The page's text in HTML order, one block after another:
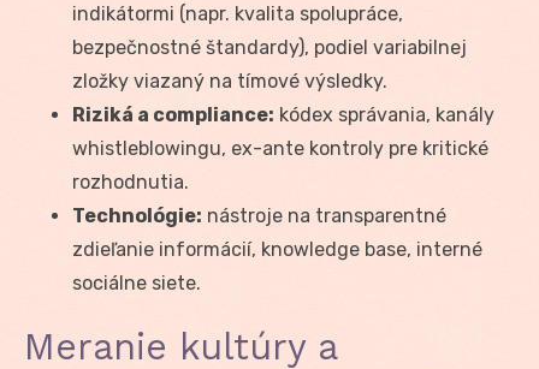
indikátormi (napr. kvalita spolupráce,
bezpečnostné štandardy), podiel variabilnej
zložky viazaný na tímové výsledky.
Riziká a compliance: kódex správania, kanály
whistleblowingu, ex-ante kontroly pre kritické
rozhodnutia.
Technológie: nástroje na transparentné
zdieľanie informácií, knowledge base, interné
sociálne siete.
Meranie kultúry a